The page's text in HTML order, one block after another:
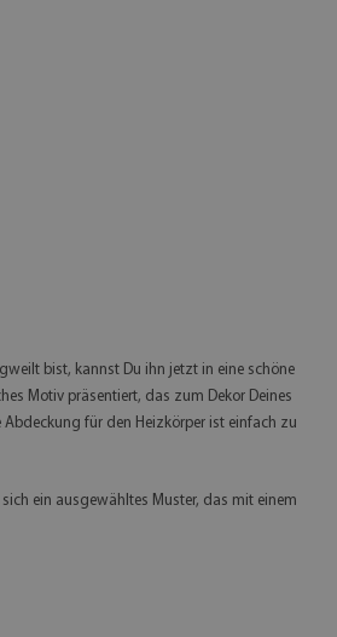
bist, kannst Du ihn jetzt in eine schöne
Motiv präsentiert, das zum Dekor Deines
für den Heizkörper ist einfach zu
ein ausgewähltes Muster, das mit einem